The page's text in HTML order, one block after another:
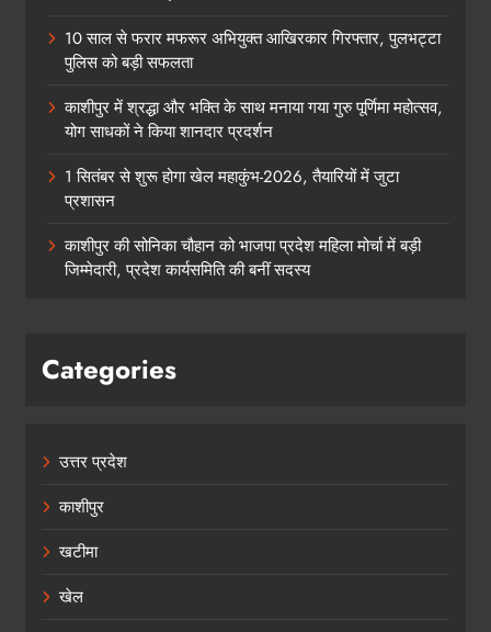
10 साल से फरार मफरूर अभियुक्त आखिरकार गिरफ्तार, पुलभट्टा
पुलिस को बड़ी सफलता
काशीपुर में श्रद्धा और भक्ति के साथ मनाया गया गुरु पूर्णिमा महोत्सव,
योग साधकों ने किया शानदार प्रदर्शन
1 सितंबर से शुरू होगा खेल महाकुंभ-2026, तैयारियों में जुटा
प्रशासन
काशीपुर की सोनिका चौहान को भाजपा प्रदेश महिला मोर्चा में बड़ी
जिम्मेदारी, प्रदेश कार्यसमिति की बनीं सदस्य
Categories
उत्तर प्रदेश
काशीपुर
खटीमा
खेल